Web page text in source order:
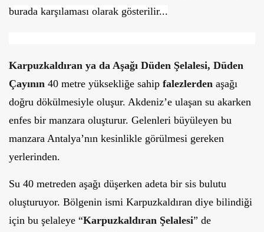
burada karşılaması olarak gösterilir...
Karpuzkaldıran ya da Aşağı Düden Şelalesi, Düden
Çayının 40 metre yüksekliğe sahip falezlerden aşağı
doğru dökülmesiyle oluşur. Akdeniz’e ulaşan su akarken
enfes bir manzara oluşturur. Gelenleri büyüleyen bu
manzara Antalya’nın kesinlikle görülmesi gereken
yerlerinden.
Su 40 metreden aşağı düşerken adeta bir sis bulutu
oluşturuyor. Bölgenin ismi Karpuzkaldıran diye bilindiği
için bu şelaleye “Karpuzkaldıran Şelalesi” de